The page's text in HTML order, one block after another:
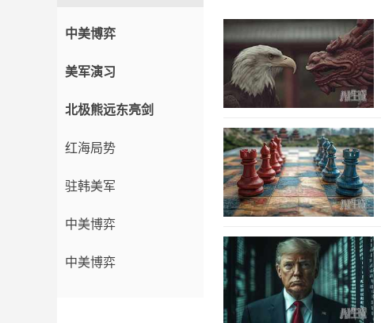
中美博弈
美军演习
北极熊远东亮剑
红海局势
驻韩美军
中美博弈
中美博弈